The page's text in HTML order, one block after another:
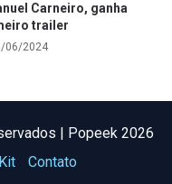
Carneiro, ganha
trailer
06/2024
| Popeek 2026
Contato